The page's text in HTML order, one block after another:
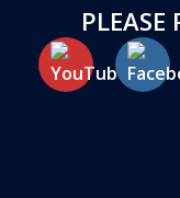
PLEASE